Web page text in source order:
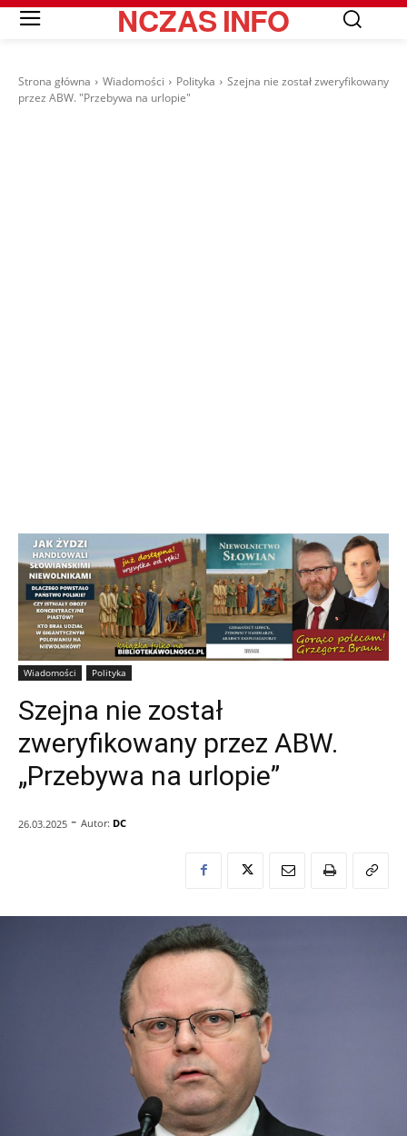
NCZASINFO
Strona główna Wiadomości Polityka
Szejna nie został zweryfikowany
przez ABW. "Przebywa na urlopie"
Wiadomości Polityka
Szejna nie został
zweryfikowany przez ABW.
„Przebywa na urlopie”
26.03.2025 - Autor: DC